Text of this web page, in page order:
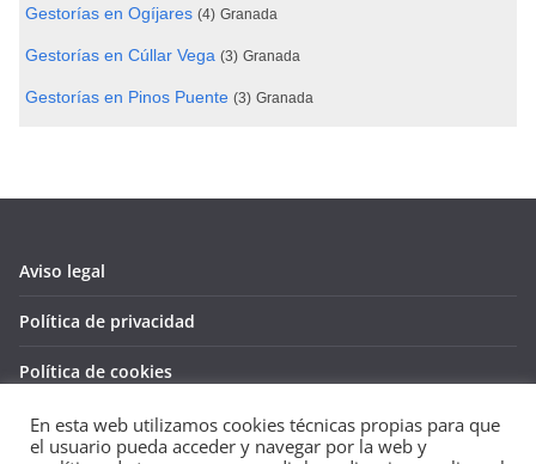
Gestorías en Ogíjares (4) Granada
Gestorías en Cúllar Vega (3) Granada
Gestorías en Pinos Puente (3) Granada
Aviso legal
Política de privacidad
Política de cookies
En esta web utilizamos cookies técnicas propias para que
el usuario pueda acceder y navegar por la web y